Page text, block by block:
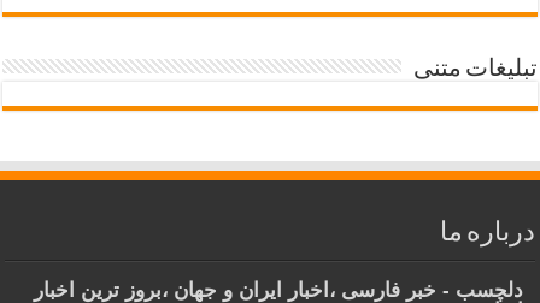
تبلیغات متنی
درباره ما
دلچسب - خبر فارسی ،اخبار ایران و جهان ،بروز ترین اخبار